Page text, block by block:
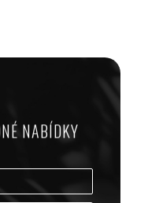
NABÍDKY